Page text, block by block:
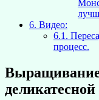
6. Видео:
6.1.
процесс.
деликатесной